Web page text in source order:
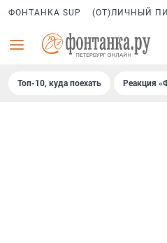
ФОНТАНКА SUP (ОТ)ЛИЧНЫЙ
Топ-10, куда поехать Реакция